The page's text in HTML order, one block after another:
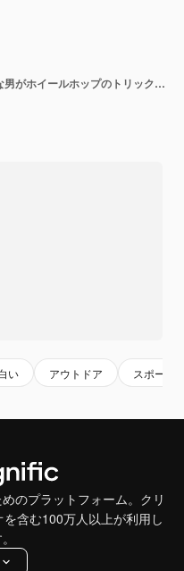
極端な自転車の乗り方 若い幸せな男がホイールホップのトリックを演じる マウンテンバイクに乗る 興奮した喜びのサイクリスト ヘルメットをかぶってアクションを楽しんでいる 白い背景に隔離された平らなベクトルイラスト
い アウトドア スポーツ
のプラットフォーム。クリ
含む100万人以上が利用し